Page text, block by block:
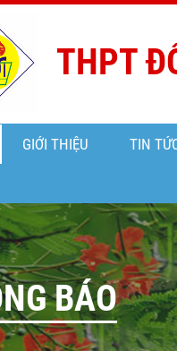
THPT
GIỚI THIỆU TIN
BÁO